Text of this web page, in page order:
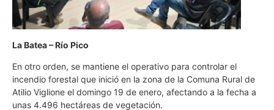
La Batea – Río Pico
En otro orden, se mantiene el operativo para controlar el
incendio forestal que inició en la zona de la Comuna Rural de
Atilio Viglione el domingo 19 de enero, afectando a la fecha a
unas 4.496 hectáreas de vegetación.